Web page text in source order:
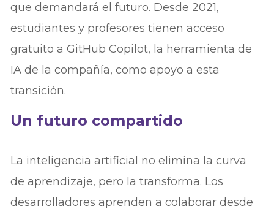
que demandará el futuro. Desde 2021,
estudiantes y profesores tienen acceso
gratuito a GitHub Copilot, la herramienta de
IA de la compañía, como apoyo a esta
transición.
Un futuro compartido
La inteligencia artificial no elimina la curva
de aprendizaje, pero la transforma. Los
desarrolladores aprenden a colaborar desde